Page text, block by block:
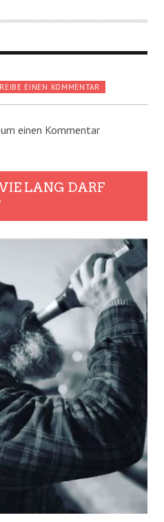
EINEN KOMMENTAR
einen Kommentar
LANG DARF